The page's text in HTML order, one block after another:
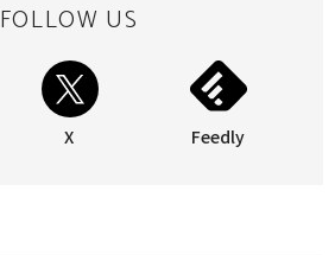
FOLLOW US
X Feedly